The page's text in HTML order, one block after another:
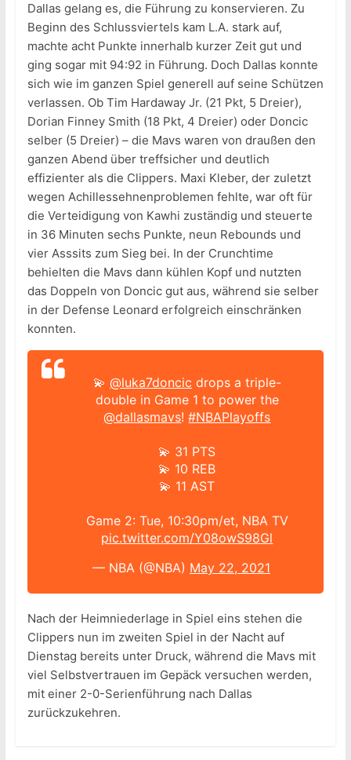
Dallas gelang es, die Führung zu konservieren. Zu
Beginn des Schlussviertels kam L.A. stark auf,
machte acht Punkte innerhalb kurzer Zeit gut und
ging sogar mit 94:92 in Führung. Doch Dallas konnte
sich wie im ganzen Spiel generell auf seine Schützen
verlassen. Ob Tim Hardaway Jr. (21 Pkt, 5 Dreier),
Dorian Finney Smith (18 Pkt, 4 Dreier) oder Doncic
selber (5 Dreier) – die Mavs waren von draußen den
ganzen Abend über treffsicher und deutlich
effizienter als die Clippers. Maxi Kleber, der zuletzt
wegen Achillessehnenproblemen fehlte, war oft für
die Verteidigung von Kawhi zuständig und steuerte
in 36 Minuten sechs Punkte, neun Rebounds und
vier Asssits zum Sieg bei. In der Crunchtime
behielten die Mavs dann kühlen Kopf und nutzten
das Doppeln von Doncic gut aus, während sie selber
in der Defense Leonard erfolgreich einschränken
konnten.
💫 @luka7doncic drops a triple-
double in Game 1 to power the
@dallasmavs!#NBAPlayoffs
💫 31 PTS
💫 10 REB
💫 11 AST
Game 2: Tue, 10:30pm/et, NBA TV
pic.twitter.com/Y08owS98Gl
— NBA (@NBA) May 22, 2021
Nach der Heimniederlage in Spiel eins stehen die
Clippers nun im zweiten Spiel in der Nacht auf
Dienstag bereits unter Druck, während die Mavs mit
viel Selbstvertrauen im Gepäck versuchen werden,
mit einer 2-0-Serienführung nach Dallas
zurückzukehren.